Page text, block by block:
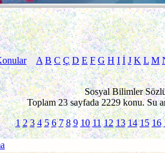
A B C Ç D E F G H I İ J K L M
Sosyal Bilimler
Toplam 23 sayfada 2229 konu. Su
1 2 3 4 5 6 7 8 9 10 11 12 13 14 15 16